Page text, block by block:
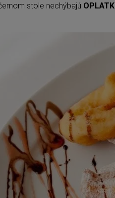
stole nechýbajú OPLATKI